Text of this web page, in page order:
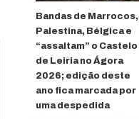
Bandas de Marrocos,
Palestina, Bélgica e
“assaltam” o Castelo
de Leiria no Ágora
2026; edição deste
ano fica marcada por
uma despedida